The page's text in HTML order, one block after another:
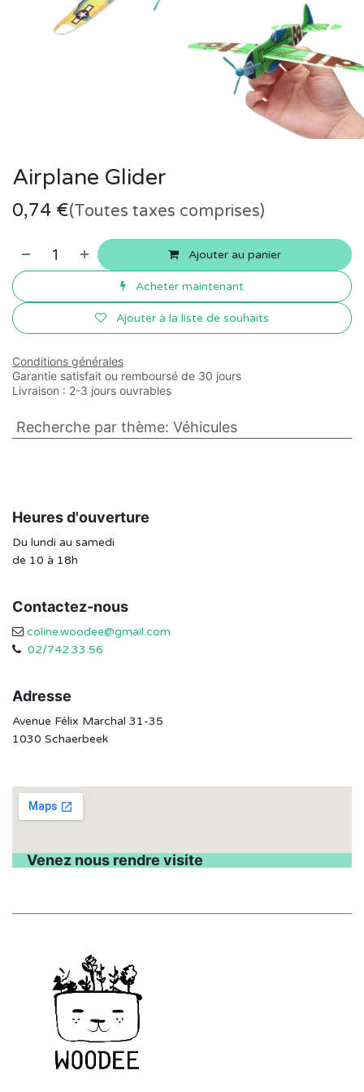
Airplane Glider
0,74 €(Toutes taxes comprises)
Ajouter au panier
Acheter maintenant
Ajouter à la liste de souhaits
Conditions générales
Garantie satisfait ou remboursé de 30 jours
Livraison : 2-3 jours ouvrables
Recherche par thème: Véhicules
Heures d'ouverture
Du lundi au samedi
de 10 à 18h
Contactez-nous
coline.woodee@gmail.com
02/742.33.56
Adresse
Avenue Félix Marchal 31-35
1030 Schaerbeek
Venez nous rendre visite